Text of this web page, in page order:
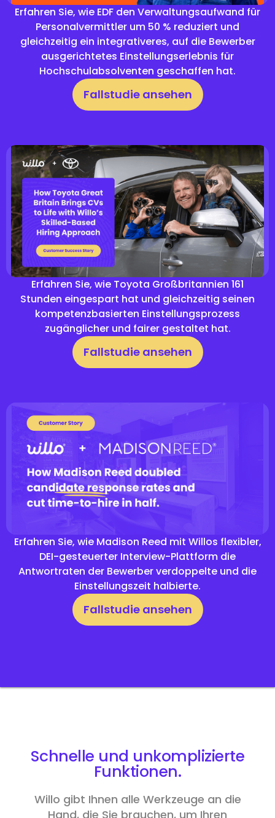
Erfahren Sie, wie EDF den Verwaltungsaufwand für
Personalvermittler um 50 % reduziert und
gleichzeitig ein integrativeres, auf die Bewerber
ausgerichtetes Einstellungserlebnis für
Hochschulabsolventen geschaffen hat.
Fallstudie ansehen
Erfahren Sie, wie Toyota Großbritannien 161
Stunden eingespart hat und gleichzeitig seinen
kompetenzbasierten Einstellungsprozess
zugänglicher und fairer gestaltet hat.
Fallstudie ansehen
Erfahren Sie, wie Madison Reed mit Willos flexibler,
DEI-gesteuerter Interview-Plattform die
Antwortraten der Bewerber verdoppelte und die
Einstellungszeit halbierte.
Fallstudie ansehen
Schnelle und unkomplizierte
Funktionen.
Willo gibt Ihnen alle Werkzeuge an die
Hand, die Sie brauchen, um Ihren